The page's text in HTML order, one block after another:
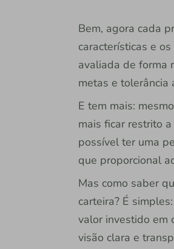
Bem, agora cada
características e
avaliada de forma
metas e tolerância
E tem mais:
mais ficar restrito
possível ter uma
que proporcional
Mas como saber
carteira? É
valor investido em
visão clara e